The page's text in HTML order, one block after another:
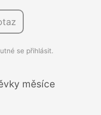
se přihlásit.
měsíce